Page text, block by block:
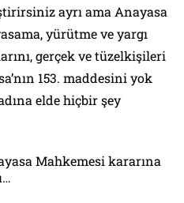
ayrı ama Anayasa
yürütme ve yargı
gerçek ve tüzelkişileri
153. maddesini yok
elde hiçbir şey
Mahkemesi kararına